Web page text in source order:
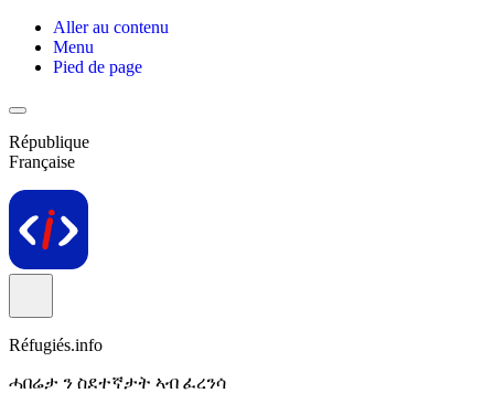
Aller au contenu
Menu
Pied de page
République
Française
Réfugiés.info
ሓበሬታ ን ስደተኛታት ኣብ ፈረንሳ